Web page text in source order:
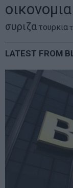
οικονομια
συριζα τουρκια
LATEST FROM